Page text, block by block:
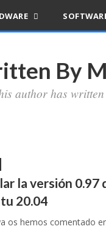
By
author has
la versión 0.97
20.04
os hemos comentado